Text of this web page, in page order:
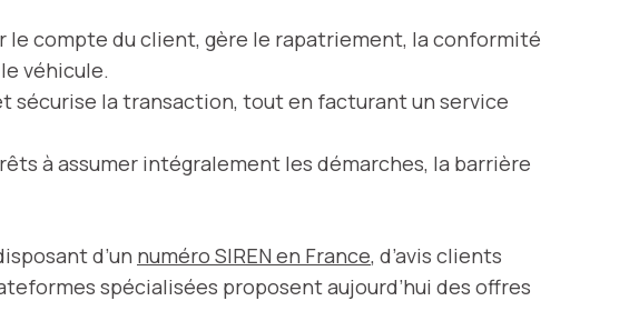
le compte du client, gère le rapatriement, la conformité
véhicule.
sécurise la transaction, tout en facturant un service
à assumer intégralement les démarches, la barrière
d’un numéro SIREN en France, d’avis clients
spécialisées proposent aujourd’hui des offres